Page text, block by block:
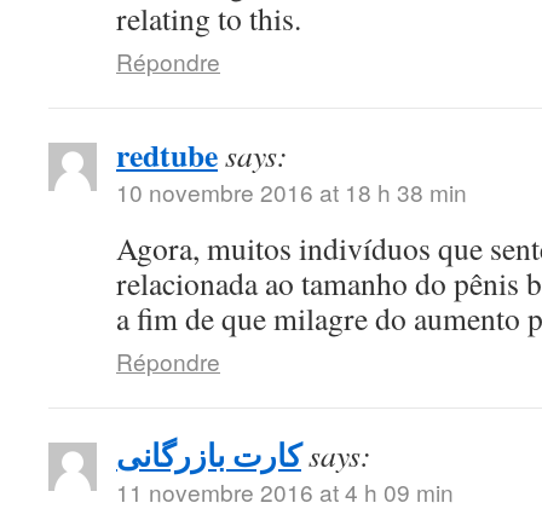
relating to this.
Répondre
redtubesays:
10 novembre 2016 at 18 h 38 min
Agora, muitos indivíduos que
relacionada ao tamanho do pênis
a fim de que milagre do aumento
Répondre
کارت بازرگانیsays:
11 novembre 2016 at 4 h 09 min